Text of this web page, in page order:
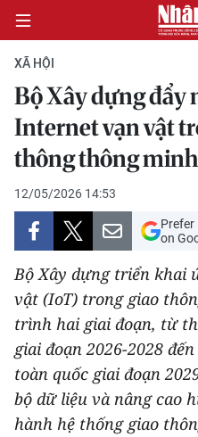
CHÍNH TRỊ
KINH TẾ
VĂN HÓA
XÃ HỘI
PHÁP LUẬT
DU LỊCH
THẾ GIỚI
THỂ THAO
XÃ HỘI
Bộ Xây dựng đẩy
Internet vạn vật
thông thông minh
12/05/2026 14:53
Prefer
on
Bộ Xây dựng triển khai
vật (IoT) trong giao
trình hai giai đoạn, từ
giai đoạn 2026-2028
toàn quốc giai đoạn
bộ dữ liệu và nâng cao
hành hệ thống giao